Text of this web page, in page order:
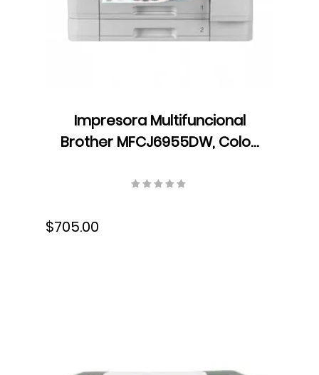
Impresora Multifuncional
Brother MFCJ6955DW, Color,
Resolución 600×600 ppp, Wifi,
$705.00